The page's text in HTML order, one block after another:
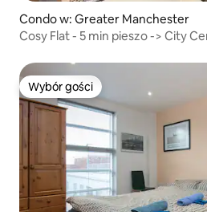
Condo w: Greater Manchester
Cosy Flat - 5 min pieszo -> City
Wybór gości
Wybór gości